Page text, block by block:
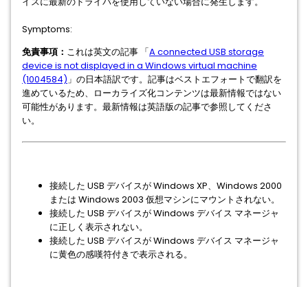
Symptoms:
免責事項： これは英文の記事 「A connected USB storage
device is not displayed in a Windows virtual machine
(1004584)」の日本語訳です。記事はベストエフォートで翻訳を
進めているため、ローカライズ化コンテンツは最新情報ではない
可能性があります。最新情報は英語版の記事で参照してくださ
い。
接続した USB デバイスが Windows XP、Windows 2000
または Windows 2003 仮想マシンにマウントされない。
接続した USB デバイスが Windows デバイス マネージャ
に正しく表示されない。
接続した USB デバイスが Windows デバイス マネージャ
に黄色の感嘆符付きで表示される。